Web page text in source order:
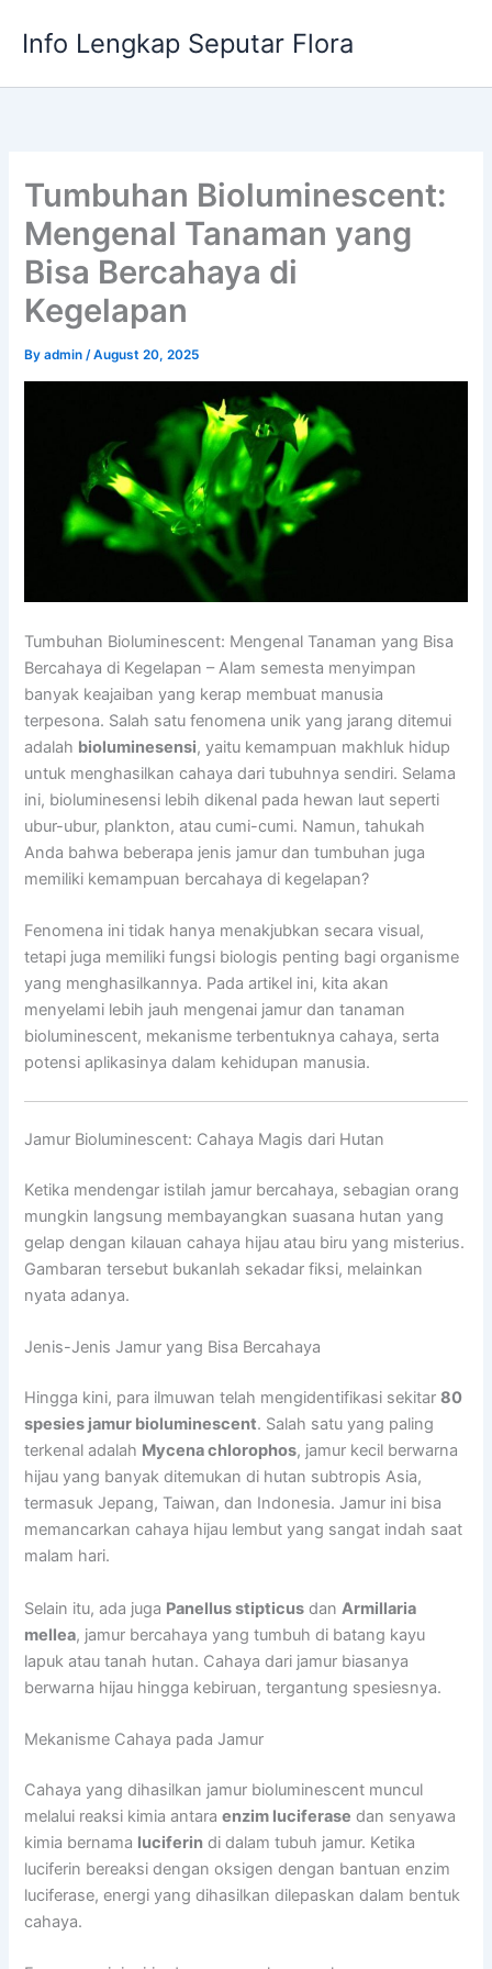
Info Lengkap Seputar Flora
Tumbuhan Bioluminescent:
Mengenal Tanaman yang
Bisa Bercahaya di
Kegelapan
Byadmin/August 20, 2025
Tumbuhan Bioluminescent: Mengenal Tanaman yang Bisa
Bercahaya di Kegelapan – Alam semesta menyimpan
banyak keajaiban yang kerap membuat manusia
terpesona. Salah satu fenomena unik yang jarang ditemui
adalah bioluminesensi, yaitu kemampuan makhluk hidup
untuk menghasilkan cahaya dari tubuhnya sendiri. Selama
ini, bioluminesensi lebih dikenal pada hewan laut seperti
ubur-ubur, plankton, atau cumi-cumi. Namun, tahukah
Anda bahwa beberapa jenis jamur dan tumbuhan juga
memiliki kemampuan bercahaya di kegelapan?
Fenomena ini tidak hanya menakjubkan secara visual,
tetapi juga memiliki fungsi biologis penting bagi organisme
yang menghasilkannya. Pada artikel ini, kita akan
menyelami lebih jauh mengenai jamur dan tanaman
bioluminescent, mekanisme terbentuknya cahaya, serta
potensi aplikasinya dalam kehidupan manusia.
Jamur Bioluminescent: Cahaya Magis dari Hutan
Ketika mendengar istilah jamur bercahaya, sebagian orang
mungkin langsung membayangkan suasana hutan yang
gelap dengan kilauan cahaya hijau atau biru yang misterius.
Gambaran tersebut bukanlah sekadar fiksi, melainkan
nyata adanya.
Jenis-Jenis Jamur yang Bisa Bercahaya
Hingga kini, para ilmuwan telah mengidentifikasi sekitar80
spesies jamur bioluminescent. Salah satu yang paling
terkenal adalah Mycena chlorophos, jamur kecil berwarna
hijau yang banyak ditemukan di hutan subtropis Asia,
termasuk Jepang, Taiwan, dan Indonesia. Jamur ini bisa
memancarkan cahaya hijau lembut yang sangat indah saat
malam hari.
Selain itu, ada juga Panellus stipticus danArmillaria
mellea, jamur bercahaya yang tumbuh di batang kayu
lapuk atau tanah hutan. Cahaya dari jamur biasanya
berwarna hijau hingga kebiruan, tergantung spesiesnya.
Mekanisme Cahaya pada Jamur
Cahaya yang dihasilkan jamur bioluminescent muncul
melalui reaksi kimia antaraenzim luciferase dan senyawa
kimia bernama luciferin di dalam tubuh jamur. Ketika
luciferin bereaksi dengan oksigen dengan bantuan enzim
luciferase, energi yang dihasilkan dilepaskan dalam bentuk
cahaya.